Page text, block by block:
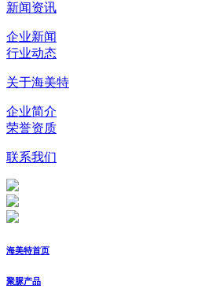
新闻资讯
企业新闻
行业动态
关于海美特
企业简介
荣誉资质
联系我们
海美特首页
聚脲产品